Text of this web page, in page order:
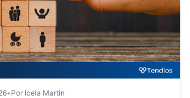
• Por Icela Martin